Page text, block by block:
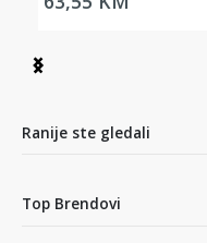
Item
1
Ranije ste gledali
Top Brendovi